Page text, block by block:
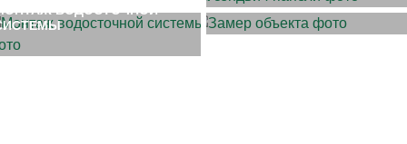
ВОДОСТОЧНОЙ